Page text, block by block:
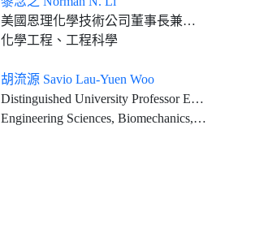
美國恩理化學技術公司董事長兼總裁
化學工程、工程科學
胡流源 Savio Lau-Yuen Woo
Distinguished University Professor Emeritus Founding Director, Musculoskeletal Research Center Department of Bioengineering, Swanson School of Engineering University of Pittsburgh
Engineering Sciences, Biomechanics, Tissue Engineering